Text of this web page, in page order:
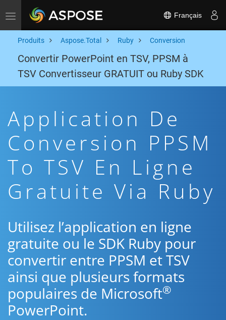
Toggle navigation Français
Produits Aspose.Total Ruby Conversion
Convertir PowerPoint en TSV, PPSM à
TSV Convertisseur GRATUIT ou Ruby SDK
Application De
Conversion PPSM
To TSV En Ligne
Gratuite Via Ruby
Utilisez l’application en ligne
gratuite ou le SDK Ruby pour
convertir entre PPSM et TSV
ainsi que plusieurs formats
populaires de Microsoft®
PowerPoint.